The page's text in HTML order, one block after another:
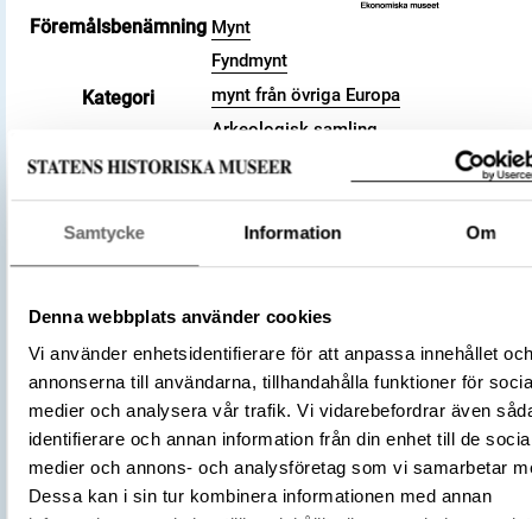
Samtycke Information Om
Denna webbplats använder cookies
Vi använder enhetsidentifierare för att anpassa innehållet och
annonserna till användarna, tillhandahålla funktioner för
medier och analysera vår trafik. Vi vidarebefordrar även
identifierare och annan information från din enhet till de
medier och annons- och analysföretag som vi samarbetar
Dessa kan i sin tur kombinera informationen med annan
Föremålsbenämning Mynt
Kategori
Fyndmynt
mynt från övriga Europa
Arkeologisk samling
Valör
pfennig
Storlek
Vikt 0.74 g
Antal
Tysk-romerska riket
Köln
Tillverkare
Pilgrim von Köln(Myntherre)
Konrad II
(Myntherre)
Föremålsnummer
3008459
Andra nummer
Undernummer: 244